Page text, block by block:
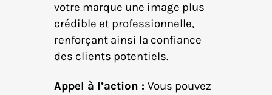
votre marque une image plus
crédible et professionnelle,
renforçant ainsi la confiance
des clients potentiels.
Appel à l’action : Vous pouvez